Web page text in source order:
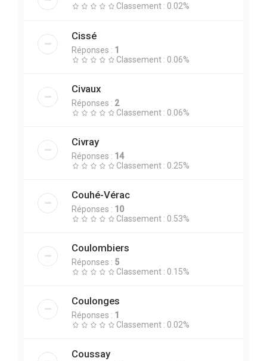
Classement : 0.02%
Cissé
Réponses : 1
Classement : 0.06%
Civaux
Réponses : 2
Classement : 0.06%
Civray
Réponses : 14
Classement : 0.25%
Couhé-Vérac
Réponses : 10
Classement : 0.53%
Coulombiers
Réponses : 5
Classement : 0.15%
Coulonges
Réponses : 1
Classement : 0.02%
Coussay